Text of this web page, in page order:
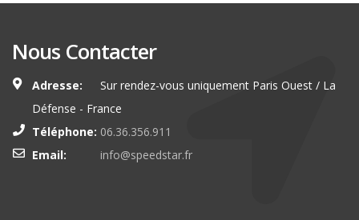
Nous Contacter
Adresse:
Sur rendez-vous uniquement Paris Ouest / La
Défense - France
Téléphone: 06.36.356.911
Email:
info@speedstar.fr